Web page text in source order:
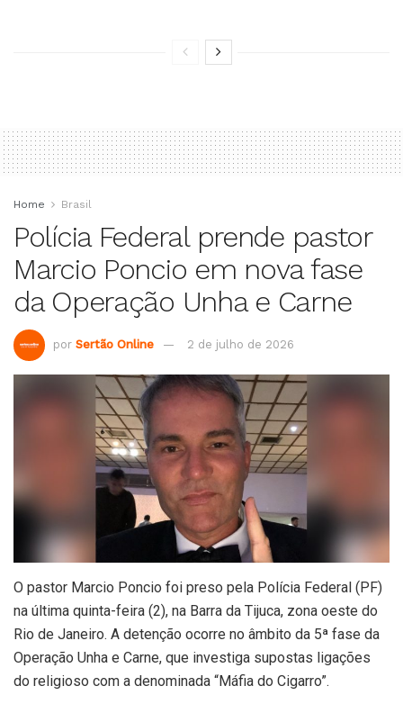
Home Brasil
Polícia Federal prende pastor
Marcio Poncio em nova fase
da Operação Unha e Carne
por Sertão Online 2 de julho de 2026
O pastor Marcio Poncio foi preso pela Polícia Federal (PF)
na última quinta-feira (2), na Barra da Tijuca, zona oeste do
Rio de Janeiro. A detenção ocorre no âmbito da 5ª fase da
Operação Unha e Carne, que investiga supostas ligações
do religioso com a denominada “Máfia do Cigarro”.